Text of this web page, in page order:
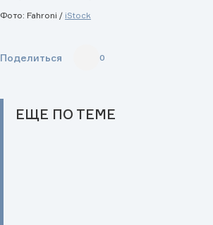
Фото: Fahroni / iStock
Поделиться 0
ЕЩЕ ПО ТЕМЕ